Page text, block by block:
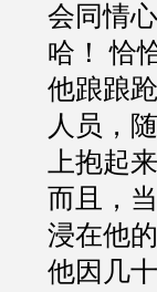
会同情
哈！ 恰
他踉踉
人员，
上抱起
而且，
浸在他
他因几